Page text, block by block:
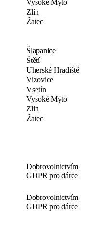
Vysoké Mýto
Zlín
Žatec
Šlapanice
Štětí
Uherské Hradiště
Vizovice
Vsetín
Vysoké Mýto
Zlín
Žatec
Dobrovolnictvím
GDPR pro dárce
Dobrovolnictvím
GDPR pro dárce